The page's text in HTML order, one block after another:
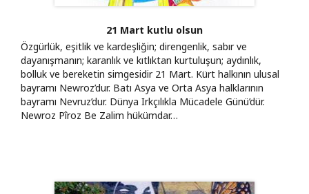
21 Mart kutlu olsun
Özgürlük, eşitlik ve kardeşliğin; direngenlik, sabır ve
dayanışmanın; karanlık ve kıtlıktan kurtuluşun; aydınlık,
bolluk ve bereketin simgesidir 21 Mart. Kürt halkının ulusal
bayramı Newroz’dur. Batı Asya ve Orta Asya halklarının
bayramı Nevruz’dur. Dünya Irkçılıkla Mücadele Günü’dür.
Newroz Pîroz Be Zalim hükümdar…